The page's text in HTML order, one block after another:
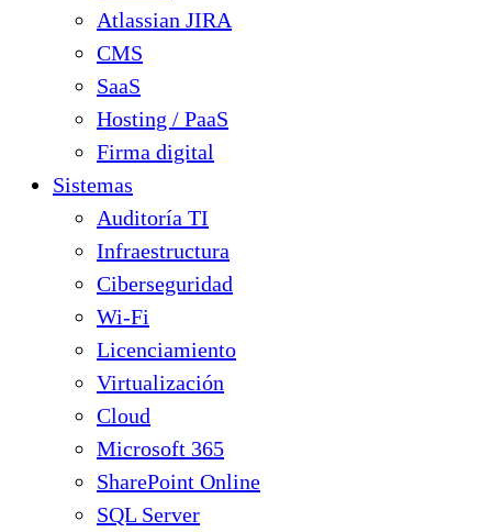
Atlassian JIRA
CMS
SaaS
Hosting / PaaS
Firma digital
Sistemas
Auditoría TI
Infraestructura
Ciberseguridad
Wi-Fi
Licenciamiento
Virtualización
Cloud
Microsoft 365
SharePoint Online
SQL Server